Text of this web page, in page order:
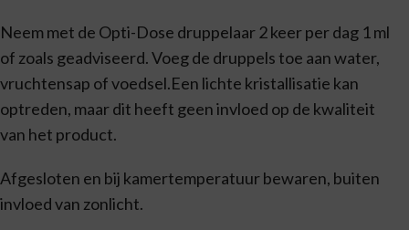
Neem met de Opti-Dose druppelaar 2 keer per dag 1 ml
of zoals geadviseerd. Voeg de druppels toe aan water,
vruchtensap of voedsel.Een lichte kristallisatie kan
optreden, maar dit heeft geen invloed op de kwaliteit
van het product.
Afgesloten en bij kamertemperatuur bewaren, buiten
invloed van zonlicht.